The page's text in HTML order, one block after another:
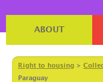
ABOUT
Right to housing >
Paraguay